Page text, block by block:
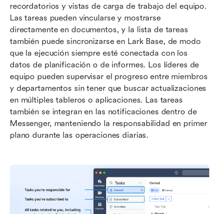
recordatorios y vistas de carga de trabajo del equipo.
Las tareas pueden vincularse y mostrarse
directamente en documentos, y la lista de tareas
también puede sincronizarse en Lark Base, de modo
que la ejecución siempre esté conectada con los
datos de planificación o de informes. Los líderes de
equipo pueden supervisar el progreso entre miembros
y departamentos sin tener que buscar actualizaciones
en múltiples tableros o aplicaciones. Las tareas
también se integran en las notificaciones dentro de
Messenger, manteniendo la responsabilidad en primer
plano durante las operaciones diarias.